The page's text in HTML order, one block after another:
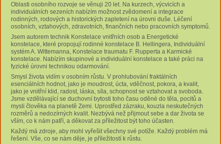
Oblasti osobního rozvoje se věnuji 20 let. Na kurzech, výcvicích a
individuálních sezeních nabízím možnost zvědomení a integrace
rodinných, rodových a historických zapletení na úrovni duše. Léčení
osobních, vztahových, zdravotních, finančních nebo pracovních symptomů.
Jsem autorem technik Konstelace vnitřních osob a Energetické
konstelace, které propojují rodinné konstelace B. Hellingera, Individuální
systém A. Wittemanna, Konstelace traumatu F. Rupperta a Karmické
konstelace. Nabízím skupinové a individuální konstelace a také práci na
fyzické úrovni technikou odarmování.
Smysl života vidím v osobním růstu. V prohlubování fraktálních
esenciálních hodnot, jako je moudrost, úcta, vděčnost, pokora, a kvalit,
jako je vnitřní klid, radost, láska, síla, schopnost se vztahovat a svoboda.
Jsme vzdělávající se duchovní bytosti toho času oděné do těla, pocitů a
mysli člověka na planetě Zemi. Uprostřed zázraku, kouzla neskutečných
rozměrů a nedozírných kvalit. Nezbývá než přijmout sebe a dar života se
vším, co k nám patří, a děkovat za příležitost být toho účasten.
Každý má zdroje, aby mohl vyřešit všechny své potíže. Každý problém má
řešení. Vše, co se nám děje, je příležitostí k růstu.